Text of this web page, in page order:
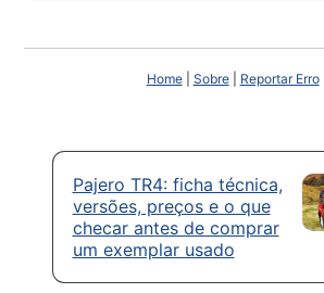
Home| Sobre| Reportar Erro|
Pajero TR4: ficha técnica,
versões, preços e o que
checar antes de comprar
um exemplar usado